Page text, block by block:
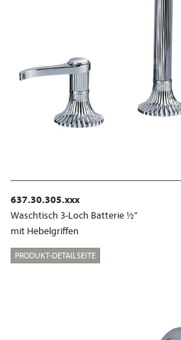
637.30.305.xxx
Waschtisch 3-Loch Batterie ½"
mit Hebelgriffen
PRODUKT-DETAILSEITE